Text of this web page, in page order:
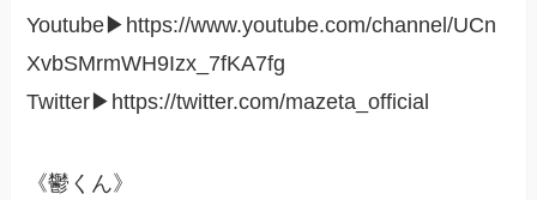
Youtube▶︎https://www.youtube.com/channel/UCn
XvbSMrmWH9Izx_7fKA7fg
Twitter▶︎https://twitter.com/mazeta_official
《鬱くん》